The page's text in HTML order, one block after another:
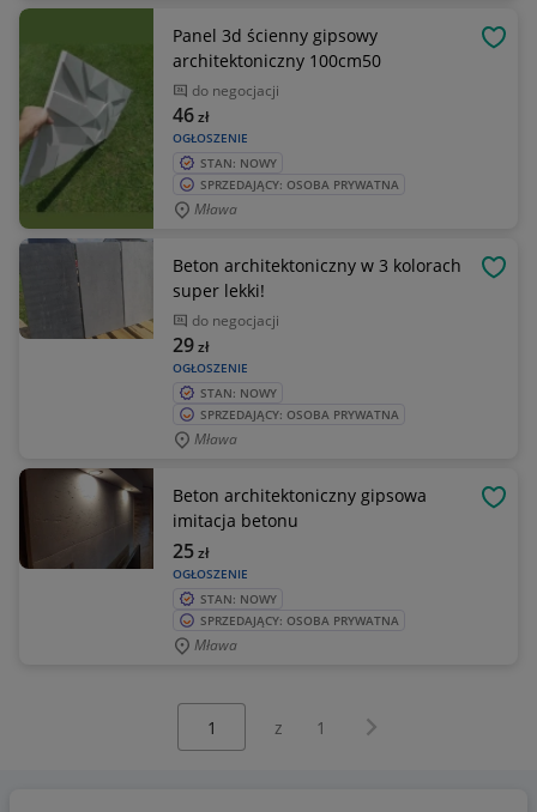
Panel 3d ścienny gipsowy
architektoniczny 100cm50
do negocjacji
OGŁOSZENIE
46zł
STAN: NOWY
SPRZEDAJĄCY: OSOBA PRYWATNA
Mława
Beton architektoniczny w 3 kolorach
super lekki!
do negocjacji
OGŁOSZENIE
29zł
STAN: NOWY
SPRZEDAJĄCY: OSOBA PRYWATNA
Mława
Beton architektoniczny gipsowa
imitacja betonu
OGŁOSZENIE
25zł
STAN: NOWY
SPRZEDAJĄCY: OSOBA PRYWATNA
Mława
z 1 Następna strona